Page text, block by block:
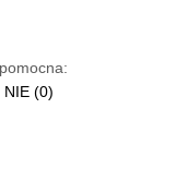
NIE (0)